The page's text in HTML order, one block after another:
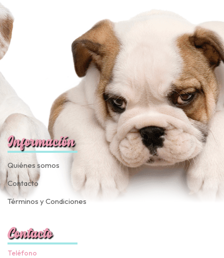
Información
Quiénes somos
Contacto
Términos y Condiciones
Contacto
Teléfono